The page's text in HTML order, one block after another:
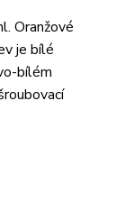
Oranžové
je bílé
bílém